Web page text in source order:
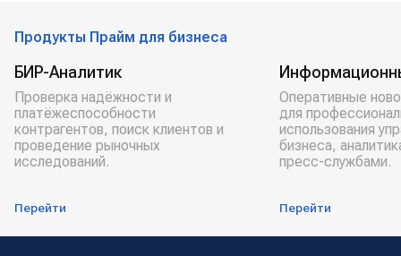
Продукты Прайм для бизнеса
БИР-Аналитик
Проверка надёжности и
платёжеспособности
контрагентов, поиск клиентов и
проведение рыночных
исследований.
Перейти
Оперативные
для
использования
бизнеса,
пресс-службами.
Перейти